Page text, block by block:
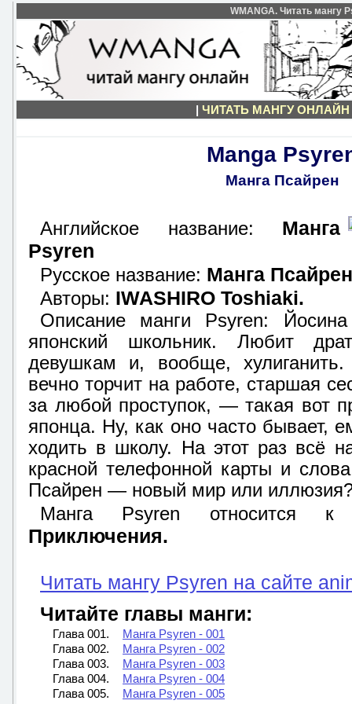
WMANGA. Читать мангу
| ЧИТАТЬ МАНГУ ОНЛАЙН
Manga
Манга Псайрен
Английское название: Манга
Psyren
Русское название: Манга Псайрен
Авторы: IWASHIRO Toshiaki.
Описание манги Psyren:
японский школьник. Любит
девушкам и, вообще,
вечно торчит на работе, старшая
за любой проступок, — такая вот
японца. Ну, как оно часто бывает,
ходить в школу. На этот раз всё
красной телефонной карты и
Псайрен — новый мир или
Манга Psyren относится
Приключения.
Читать мангу Psyren на сайте
Читайте главы манги:
Глава 001.
Манга Psyren - 001
Глава 002.
Манга Psyren - 002
Глава 003.
Манга Psyren - 003
Глава 004.
Манга Psyren - 004
Глава 005.
Манга Psyren - 005